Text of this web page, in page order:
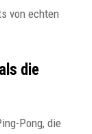
von echten
die
Pong, die